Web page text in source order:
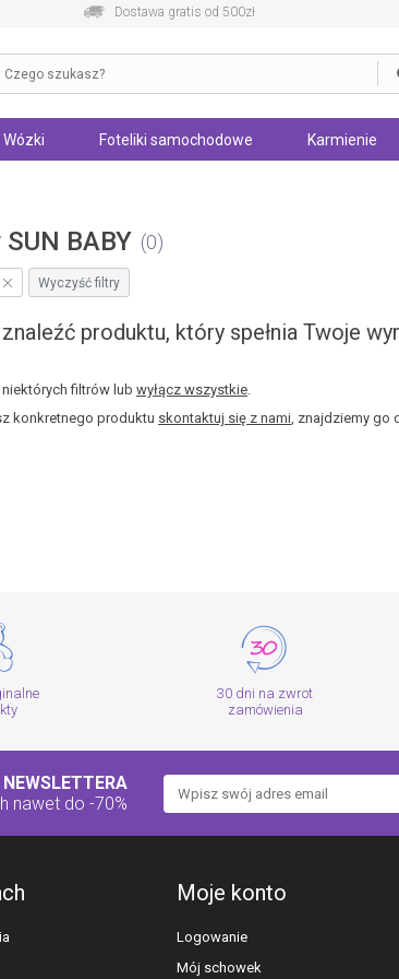
Dostawa gratis od 500zł
Wózki Foteliki samochodowe Karmienie
BABY 0
Wyczyść filtry
produktu, który spełnia Twoje
filtrów lub wyłącz wszystkie.
konkretnego produktu skontaktuj się z nami, znajdziemy go
30 dni na zwrot
zamówienia
nawet do -70%
Moje konto
Logowanie
Mój schowek